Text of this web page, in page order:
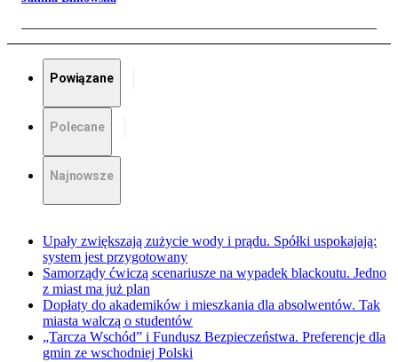
Powiązane
Polecane
Najnowsze
Upały zwiększają zużycie wody i prądu. Spółki uspokajają:
system jest przygotowany
Samorządy ćwiczą scenariusze na wypadek blackoutu. Jedno
z miast ma już plan
Dopłaty do akademików i mieszkania dla absolwentów. Tak
miasta walczą o studentów
„Tarcza Wschód” i Fundusz Bezpieczeństwa. Preferencje dla
gmin ze wschodniej Polski